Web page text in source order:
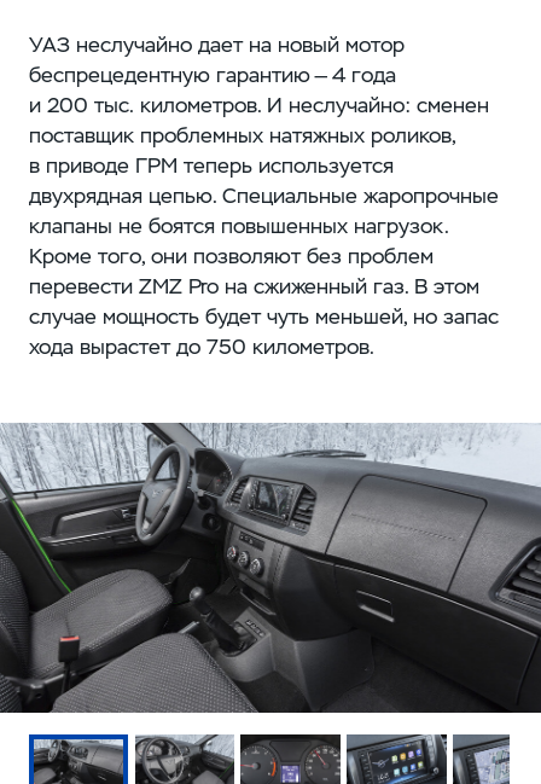
УАЗ неслучайно дает на новый мотор
беспрецедентную гарантию — 4 года
и 200 тыс. километров. И неслучайно: сменен
поставщик проблемных натяжных роликов,
в приводе ГРМ теперь используется
двухрядная цепью. Специальные жаропрочные
клапаны не боятся повышенных нагрузок.
Кроме того, они позволяют без проблем
перевести ZMZ Pro на сжиженный газ. В этом
случае мощность будет чуть меньшей, но запас
хода вырастет до 750 километров.